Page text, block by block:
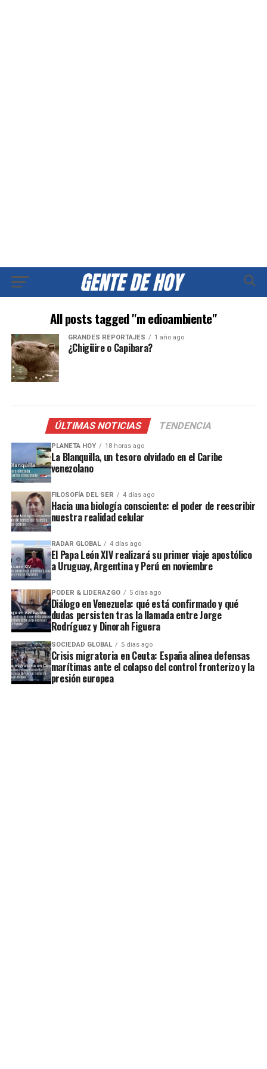
All posts tagged "m edioambiente"
GRANDES REPORTAJES 1 año ago
¿Chigüire o Capibara?
ÚLTIMAS NOTICIAS TENDENCIA
PLANETA HOY 18 horas ago
La Blanquilla, un tesoro olvidado en el Caribe
venezolano
FILOSOFÍA DEL SER 4 días ago
Hacia una biología consciente: el poder de reescribir
nuestra realidad celular
RADAR GLOBAL 4 días ago
El Papa León XIV realizará su primer viaje apostólico
a Uruguay, Argentina y Perú en noviembre
PODER & LIDERAZGO 5 días ago
Diálogo en Venezuela: qué está confirmado y qué
dudas persisten tras la llamada entre Jorge
Rodríguez y Dinorah Figuera
SOCIEDAD GLOBAL 5 días ago
Crisis migratoria en Ceuta: España alinea defensas
marítimas ante el colapso del control fronterizo y la
presión europea